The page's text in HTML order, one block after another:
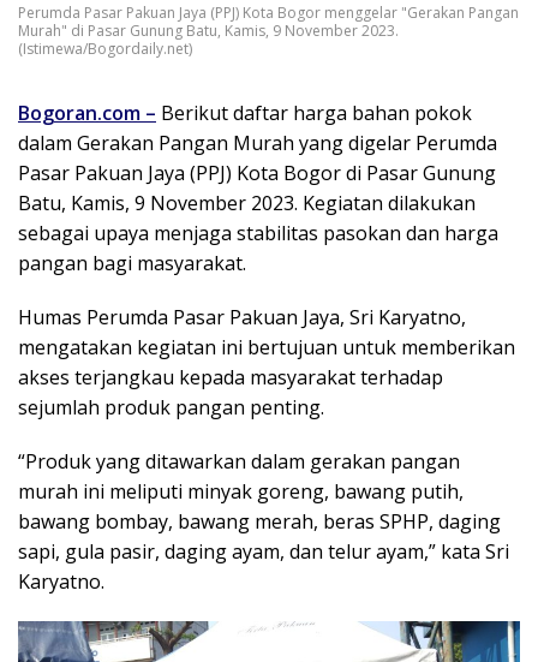
Perumda Pasar Pakuan Jaya (PPJ) Kota Bogor menggelar "Gerakan Pangan
Murah" di Pasar Gunung Batu, Kamis, 9 November 2023.
(Istimewa/Bogordaily.net)
Bogoran.com – Berikut daftar harga bahan pokok
dalam Gerakan Pangan Murah yang digelar Perumda
Pasar Pakuan Jaya (PPJ) Kota Bogor di Pasar Gunung
Batu, Kamis, 9 November 2023. Kegiatan dilakukan
sebagai upaya menjaga stabilitas pasokan dan harga
pangan bagi masyarakat.
Humas Perumda Pasar Pakuan Jaya, Sri Karyatno,
mengatakan kegiatan ini bertujuan untuk memberikan
akses terjangkau kepada masyarakat terhadap
sejumlah produk pangan penting.
“Produk yang ditawarkan dalam gerakan pangan
murah ini meliputi minyak goreng, bawang putih,
bawang bombay, bawang merah, beras SPHP, daging
sapi, gula pasir, daging ayam, dan telur ayam,” kata Sri
Karyatno.